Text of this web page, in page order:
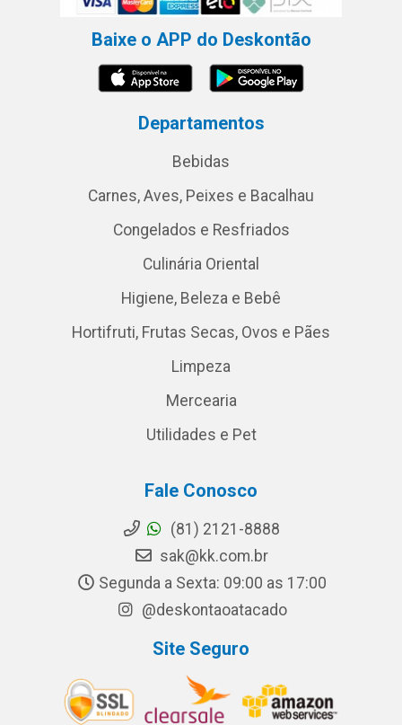
Baixe o APP do Deskontão
Departamentos
Bebidas
Carnes, Aves, Peixes e Bacalhau
Congelados e Resfriados
Culinária Oriental
Higiene, Beleza e Bebê
Hortifruti, Frutas Secas, Ovos e Pães
Limpeza
Mercearia
Utilidades e Pet
Fale Conosco
(81) 2121-8888
sak@kk.com.br
Segunda a Sexta: 09:00 as 17:00
@deskontaoatacado
Site Seguro